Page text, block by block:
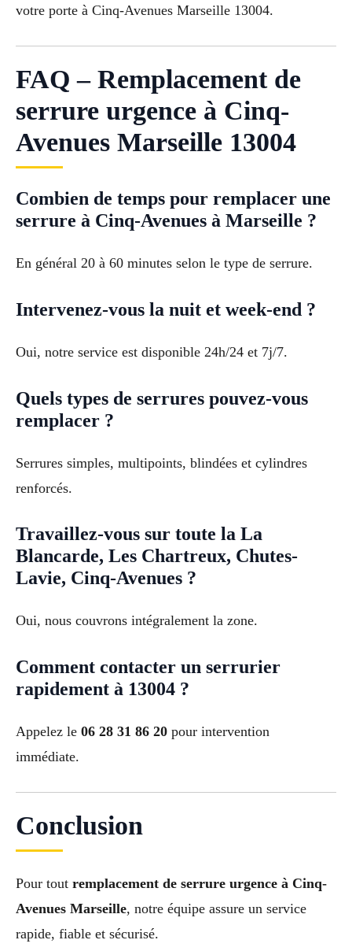
votre porte à Cinq-Avenues Marseille 13004.
FAQ – Remplacement de
serrure urgence à Cinq-
Avenues Marseille 13004
Combien de temps pour remplacer une
serrure à Cinq-Avenues à Marseille ?
En général 20 à 60 minutes selon le type de serrure.
Intervenez-vous la nuit et week-end ?
Oui, notre service est disponible 24h/24 et 7j/7.
Quels types de serrures pouvez-vous
remplacer ?
Serrures simples, multipoints, blindées et cylindres
renforcés.
Travaillez-vous sur toute la La
Blancarde, Les Chartreux, Chutes-
Lavie, Cinq-Avenues ?
Oui, nous couvrons intégralement la zone.
Comment contacter un serrurier
rapidement à 13004 ?
Appelez le 06 28 31 86 20 pour intervention
immédiate.
Conclusion
Pour tout remplacement de serrure urgence à Cinq-
Avenues Marseille, notre équipe assure un service
rapide, fiable et sécurisé.